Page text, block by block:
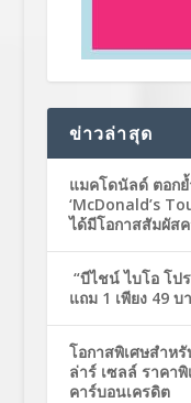
ข่าวล่าสุด
แมคโดนัลด์ ตอก
‘McDonald’s
ได้มีโอกาสสัมผัส
“บีไชน์ ไบโอ โป
แถม 1 เพียง 49 บ
โอกาสพิเศษสำห
ล่าร์ เซลล์ ราคา
คาร์บอนเครดิต